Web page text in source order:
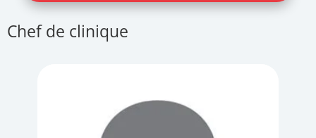
Chef de clinique